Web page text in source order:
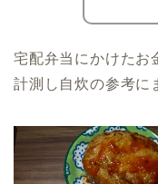
宅配弁当にかけたお
計測し自炊の参考に